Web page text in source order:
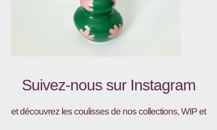
Suivez-nous sur Instagram
et découvrez les coulisses de nos collections, WIP et